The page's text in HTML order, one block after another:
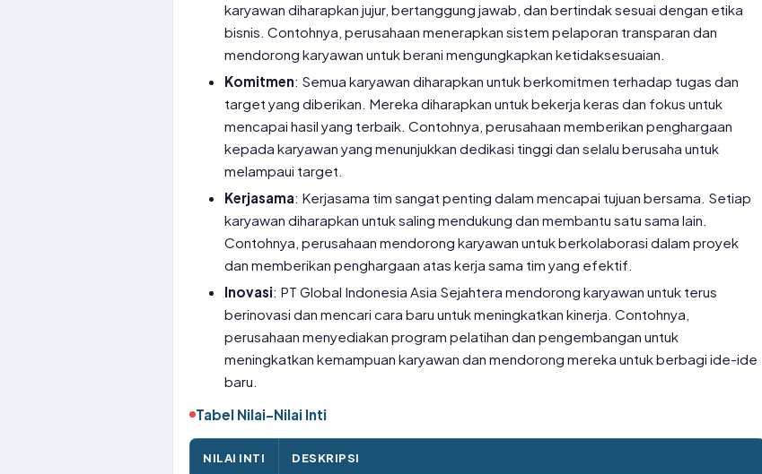
karyawan diharapkan jujur, bertanggung jawab, dan bertindak sesuai dengan etika
bisnis. Contohnya, perusahaan menerapkan sistem pelaporan transparan dan
mendorong karyawan untuk berani mengungkapkan ketidaksesuaian.
Komitmen: Semua karyawan diharapkan untuk berkomitmen terhadap tugas dan
target yang diberikan. Mereka diharapkan untuk bekerja keras dan fokus untuk
mencapai hasil yang terbaik. Contohnya, perusahaan memberikan penghargaan
kepada karyawan yang menunjukkan dedikasi tinggi dan selalu berusaha untuk
melampaui target.
Kerjasama: Kerjasama tim sangat penting dalam mencapai tujuan bersama. Setiap
karyawan diharapkan untuk saling mendukung dan membantu satu sama lain.
Contohnya, perusahaan mendorong karyawan untuk berkolaborasi dalam proyek
dan memberikan penghargaan atas kerja sama tim yang efektif.
Inovasi: PT Global Indonesia Asia Sejahtera mendorong karyawan untuk terus
berinovasi dan mencari cara baru untuk meningkatkan kinerja. Contohnya,
perusahaan menyediakan program pelatihan dan pengembangan untuk
meningkatkan kemampuan karyawan dan mendorong mereka untuk berbagi ide-ide
baru.
Tabel Nilai-Nilai Inti
NILAI INTI DESKRIPSI